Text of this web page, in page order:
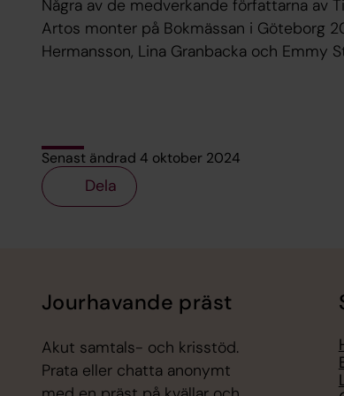
Några av de medverkande författarna av
Artos monter på Bokmässan i Göteborg
Hermansson, Lina Granbacka och Emmy
Senast ändrad 4 oktober 2024
Dela
Jourhavande präst
Akut samtals- och krisstöd.
Prata eller chatta anonymt